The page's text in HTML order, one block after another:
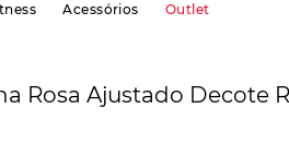
Acessórios Outlet
Rosa Ajustado Decote